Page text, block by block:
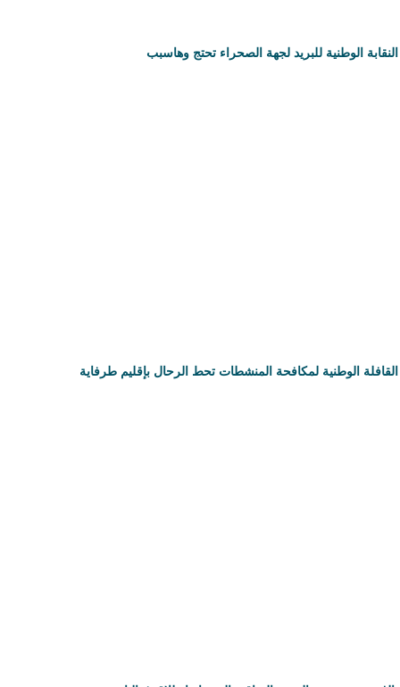
النقابة الوطنية للبريد لجهة الصحراء تحتج وهاسبب
القافلة الوطنية لمكافحة المنشطات تحط الرحال بإقليم طرفاية